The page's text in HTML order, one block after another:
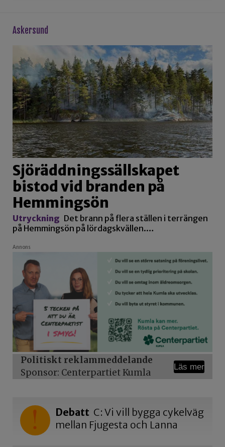
askersund
Sjöräddningssällskapet
bistod vid branden på
Hemmingsön
Utryckning Det brann på flera ställen i terrängen
på Hemmingsön på lördagskvällen.…
Annons
Politiskt reklammeddelande
Sponsor: Centerpartiet Kumla
Läs mer
Debatt C: Vi vill bygga cykelväg
mellan Fjugesta och Lanna